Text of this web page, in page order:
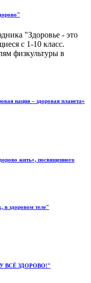
"Здоровье - это
с 1-10 класс.
физкультуры в
нация – здоровая планета»
жить», посвященного
в здоровом теле"
ВСЁ ЗДОРОВО!"